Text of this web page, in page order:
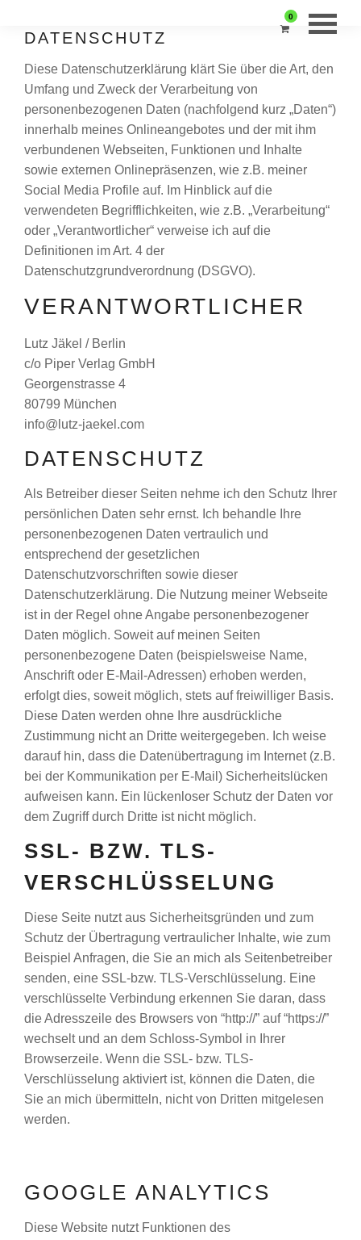
0
DATENSCHUTZ
Diese Datenschutzerklärung klärt Sie über die Art, den
Umfang und Zweck der Verarbeitung von
personenbezogenen Daten (nachfolgend kurz „Daten“)
innerhalb meines Onlineangebotes und der mit ihm
verbundenen Webseiten, Funktionen und Inhalte
sowie externen Onlinepräsenzen, wie z.B. meiner
Social Media Profile auf. Im Hinblick auf die
verwendeten Begrifflichkeiten, wie z.B. „Verarbeitung“
oder „Verantwortlicher“ verweise ich auf die
Definitionen im Art. 4 der
Datenschutzgrundverordnung (DSGVO).
VERANTWORTLICHER
Lutz Jäkel / Berlin
c/o Piper Verlag GmbH
Georgenstrasse 4
80799 München
info@lutz-jaekel.com
DATENSCHUTZ
Als Betreiber dieser Seiten nehme ich den Schutz Ihrer
persönlichen Daten sehr ernst. Ich behandle Ihre
personenbezogenen Daten vertraulich und
entsprechend der gesetzlichen
Datenschutzvorschriften sowie dieser
Datenschutzerklärung. Die Nutzung meiner Webseite
ist in der Regel ohne Angabe personenbezogener
Daten möglich. Soweit auf meinen Seiten
personenbezogene Daten (beispielsweise Name,
Anschrift oder E-Mail-Adressen) erhoben werden,
erfolgt dies, soweit möglich, stets auf freiwilliger Basis.
Diese Daten werden ohne Ihre ausdrückliche
Zustimmung nicht an Dritte weitergegeben. Ich weise
darauf hin, dass die Datenübertragung im Internet (z.B.
bei der Kommunikation per E-Mail) Sicherheitslücken
aufweisen kann. Ein lückenloser Schutz der Daten vor
dem Zugriff durch Dritte ist nicht möglich.
SSL- BZW. TLS-
VERSCHLÜSSELUNG
Diese Seite nutzt aus Sicherheitsgründen und zum
Schutz der Übertragung vertraulicher Inhalte, wie zum
Beispiel Anfragen, die Sie an mich als Seitenbetreiber
senden, eine SSL-bzw. TLS-Verschlüsselung. Eine
verschlüsselte Verbindung erkennen Sie daran, dass
die Adresszeile des Browsers von “http://” auf “https://”
wechselt und an dem Schloss-Symbol in Ihrer
Browserzeile. Wenn die SSL- bzw. TLS-
Verschlüsselung aktiviert ist, können die Daten, die
Sie an mich übermitteln, nicht von Dritten mitgelesen
werden.
GOOGLE ANALYTICS
Diese Website nutzt Funktionen des